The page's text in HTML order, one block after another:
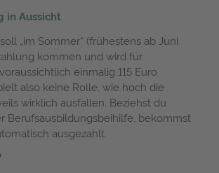
in Aussicht
„im Sommer“ (frühestens ab Juni
kommen und wird für
einmalig 115 Euro
also keine Rolle, wie hoch die
wirklich ausfallen. Beziehst du
Berufsausbildungsbeihilfe, bekommst
ausgezahlt.